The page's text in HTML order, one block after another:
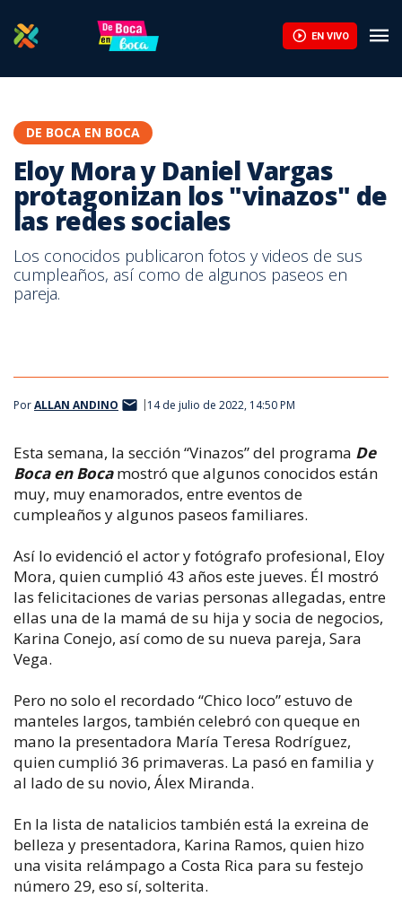
EN VIVO
DE BOCA EN BOCA
Eloy Mora y Daniel Vargas
protagonizan los "vinazos" de
las redes sociales
Los conocidos publicaron fotos y videos de sus
cumpleaños, así como de algunos paseos en
pareja.
PorALLAN ANDINO 14 de julio de 2022, 14:50 PM
Esta semana, la sección “Vinazos” del programa De
Boca en Bocamostró que algunos conocidos están
muy, muy enamorados, entre eventos de
cumpleaños y algunos paseos familiares.
Así lo evidenció el actor y fotógrafo profesional, Eloy
Mora, quien cumplió 43 años este jueves. Él mostró
las felicitaciones de varias personas allegadas, entre
ellas una de la mamá de su hija y socia de negocios,
Karina Conejo, así como de su nueva pareja, Sara
Vega.
Pero no solo el recordado “Chico loco” estuvo de
manteles largos, también celebró con queque en
mano la presentadora María Teresa Rodríguez,
quien cumplió 36 primaveras. La pasó en familia y
al lado de su novio, Álex Miranda.
En la lista de natalicios también está la exreina de
belleza y presentadora, Karina Ramos, quien hizo
una visita relámpago a Costa Rica para su festejo
número 29, eso sí, solterita.